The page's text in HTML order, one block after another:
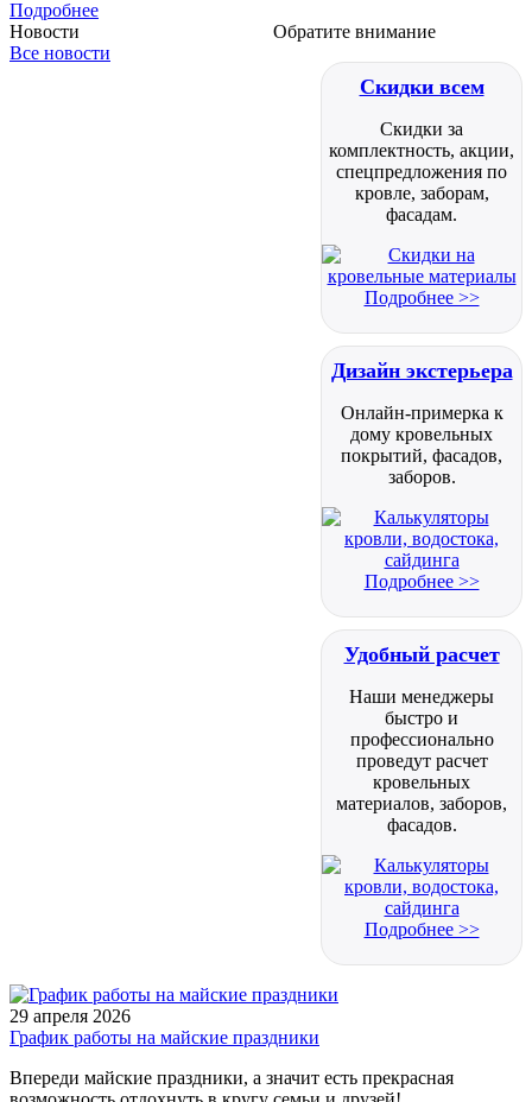
Подробнее
Обратите внимание
Скидки всем
Скидки за
комплектность, акции,
спецпредложения по
кровле, заборам,
фасадам.
Подробнее >>
Дизайн экстерьера
Онлайн-примерка к
дому кровельных
покрытий, фасадов,
заборов.
Подробнее >>
Удобный расчет
Наши менеджеры
быстро и
профессионально
проведут расчет
кровельных
материалов, заборов,
фасадов.
Подробнее >>
Новости
Все новости
29 апреля 2026
График работы на майские праздники
Впереди майские праздники, а значит есть прекрасная